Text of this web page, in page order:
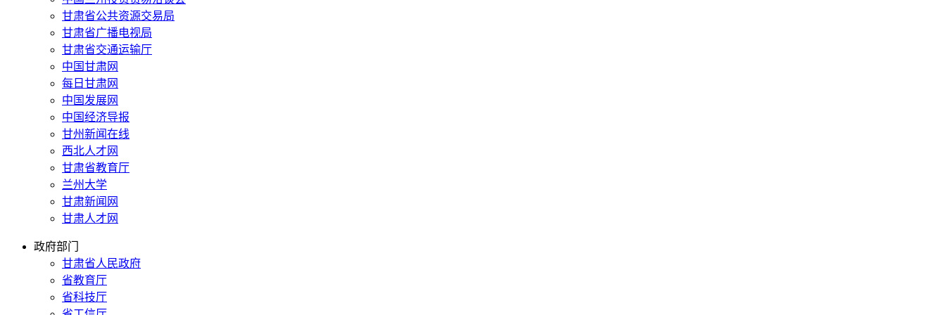
甘肃省公共资源交易局
甘肃省广播电视局
甘肃省交通运输厅
中国甘肃网
每日甘肃网
中国发展网
中国经济导报
甘州新闻在线
西北人才网
甘肃省教育厅
兰州大学
甘肃新闻网
甘肃人才网
政府部门
甘肃省人民政府
省教育厅
省科技厅